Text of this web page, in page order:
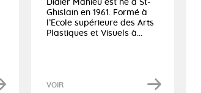
Didier Mahieu est né à St-
Ghislain en 1961. Formé à
l’Ecole supérieure des Arts
Plastiques et Visuels à...
VOIR